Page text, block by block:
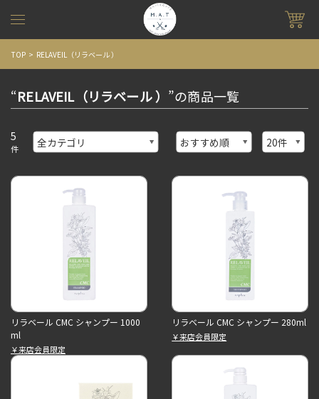
TOP RELAVEIL（リラベール ）
“RELAVEIL（リラベール ） ”の商品一覧
5
件
リラベール CMC シャンプー 1000
ml
￥来店会員限定
リラベール CMC シャンプー 280ml
￥来店会員限定